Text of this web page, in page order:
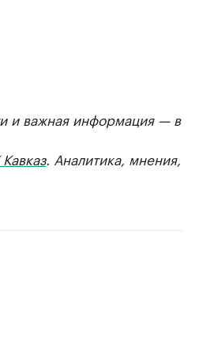
и важная информация — в
. Аналитика, мнения,